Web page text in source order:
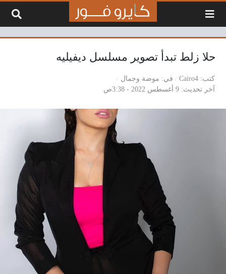
حلا زلط تبدأ تصوير مسلسل ديفيليه
كتب Cairo4 في
موضة وجمال
آخر تحديث 9 أغسطس 2022 - 3:38ص